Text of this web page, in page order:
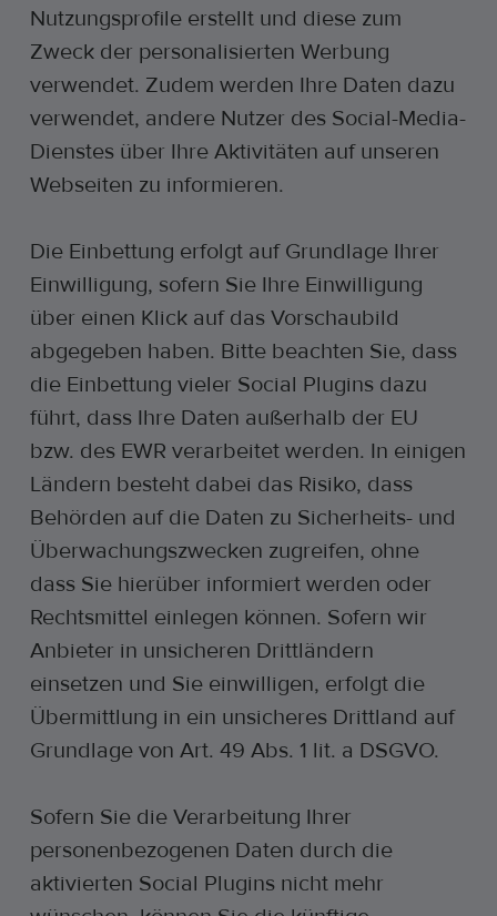
Nutzungsprofile erstellt und diese zum
Zweck der personalisierten Werbung
verwendet. Zudem werden Ihre Daten dazu
verwendet, andere Nutzer des Social-Media-
Dienstes über Ihre Aktivitäten auf unseren
Webseiten zu informieren.
Die Einbettung erfolgt auf Grundlage Ihrer
Einwilligung, sofern Sie Ihre Einwilligung
über einen Klick auf das Vorschaubild
abgegeben haben. Bitte beachten Sie, dass
die Einbettung vieler Social Plugins dazu
führt, dass Ihre Daten außerhalb der EU
bzw. des EWR verarbeitet werden. In einigen
Ländern besteht dabei das Risiko, dass
Behörden auf die Daten zu Sicherheits- und
Überwachungszwecken zugreifen, ohne
dass Sie hierüber informiert werden oder
Rechtsmittel einlegen können. Sofern wir
Anbieter in unsicheren Drittländern
einsetzen und Sie einwilligen, erfolgt die
Übermittlung in ein unsicheres Drittland auf
Grundlage von Art. 49 Abs. 1 lit. a DSGVO.
Sofern Sie die Verarbeitung Ihrer
personenbezogenen Daten durch die
aktivierten Social Plugins nicht mehr